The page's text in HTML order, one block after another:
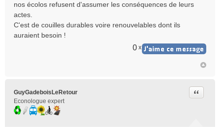
n
l
u
nos écolos refusent d'assumer les conséquences de leurs
actes.
C'est de couilles durables voire renouvelables dont ils
auraient besoin !
0 x
GuyGadeboisLeRetour
Econologue expert
Citer